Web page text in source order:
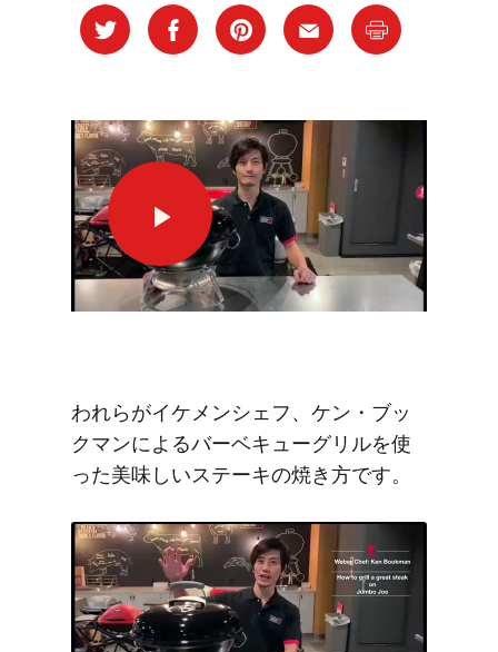
carousel
of
various
or
videos.
Use
Next
われらがイケメンシェフ、ケン・ブッ
クマンによるバーベキューグリルを使
った美味しいステーキの焼き方です。